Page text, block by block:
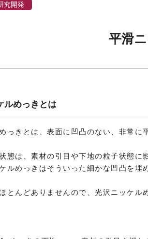
究開発
平滑
ルめっきとは
っきとは、表面に凹凸のない、非常に
態は、素材の引目や下地の粒子状態に
ルめっきはそういった細かな凹凸を埋
とんどありませんので、光沢ニッケル